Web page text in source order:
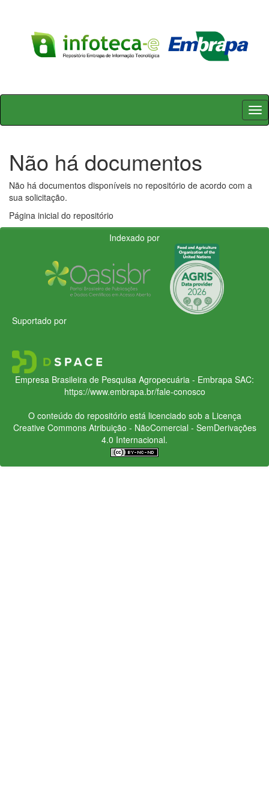
Skip
Não há documentos
Não há documentos disponíveis no repositório de acordo com a
sua solicitação.
Página inicial do repositório
Indexado por
Suportado por
Empresa Brasileira de Pesquisa Agropecuária - Embrapa SAC:
https://www.embrapa.br/fale-conosco
O conteúdo do repositório está licenciado sob a Licença
Creative CommonsAtribuição - NãoComercial - SemDerivações
4.0 Internacional.